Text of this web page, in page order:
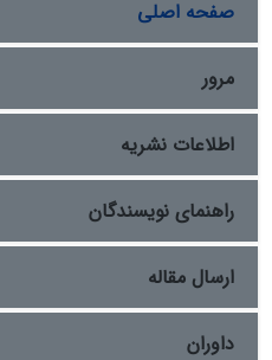
طریق مطالعات کتابخانه‌ای
نشان می‌دهد که تحولات
اشکانی با ساخت کانال
بهینه‌سازی شبکۀ موجود
سنتی فروپاشی شبکۀ
شواهدی از رونق کشاورزی در
از زیرساخت‌های آبیاری
و جامعۀ محلی در پایداری و
پررنگ‌تر می‌سازد. این نتایج
فروپاشی تمدنی بر اثر
سازوکارهای انطباق
می‌کند.
صفحه اصلی
مرور
اطلاعات نشریه
راهنمای نویسندگان
ارسال مقاله
داوران